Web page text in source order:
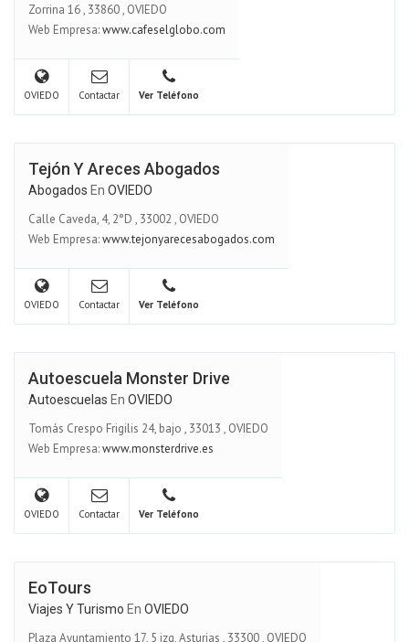
Zorrina 16, 33860, OVIEDO
Web Empresa:www.cafeselglobo.com
OVIEDO Contactar Ver Teléfono
Tejón Y Areces Abogados
Abogados En OVIEDO
Calle Caveda, 4, 2°D , 33002 , OVIEDO
Web Empresa:www.tejonyarecesabogados.com
OVIEDO Contactar Ver Teléfono
Autoescuela Monster Drive
Autoescuelas En OVIEDO
Tomás Crespo Frigilis 24, bajo , 33013 , OVIEDO
Web Empresa:www.monsterdrive.es
OVIEDO Contactar Ver Teléfono
EoTours
Viajes Y Turismo En OVIEDO
Plaza Ayuntamiento 17, 5 izq, Asturias , 33300, OVIEDO